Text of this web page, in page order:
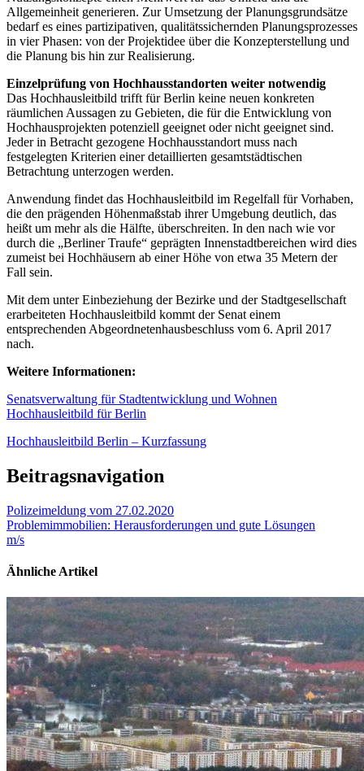
Allgemeinheit generieren. Zur Umsetzung der Planungsgrundsätze
bedarf es eines partizipativen, qualitätssichernden Planungsprozesses
in vier Phasen: von der Projektidee über die Konzepterstellung und
die Planung bis hin zur Realisierung.
Einzelprüfung von Hochhausstandorten weiter notwendig
Das Hochhausleitbild trifft für Berlin keine neuen konkreten
räumlichen Aussagen zu Gebieten, die für die Entwicklung von
Hochhausprojekten potenziell geeignet oder nicht geeignet sind.
Jeder in Betracht gezogene Hochhausstandort muss nach
festgelegten Kriterien einer detaillierten gesamtstädtischen
Betrachtung unterzogen werden.
Anwendung findet das Hochhausleitbild im Regelfall für Vorhaben,
die den prägenden Höhenmaßstab ihrer Umgebung deutlich, das
heißt um mehr als die Hälfte, überschreiten. In den nach wie vor
durch die „Berliner Traufe“ geprägten Innenstadtbereichen wird dies
zumeist bei Hochhäusern ab einer Höhe von etwa 35 Metern der
Fall sein.
Mit dem unter Einbeziehung der Bezirke und der Stadtgesellschaft
erarbeiteten Hochhausleitbild kommt der Senat einem
entsprechenden Abgeordnetenhausbeschluss vom 6. April 2017
nach.
Weitere Informationen:
Senatsverwaltung für Stadtentwicklung und Wohnen
Hochhausleitbild für Berlin
Hochhausleitbild Berlin – Kurzfassung
Beitragsnavigation
Polizeimeldung vom 27.02.2020
Problemimmobilien: Herausforderungen und gute Lösungen
m/s
Ähnliche Artikel